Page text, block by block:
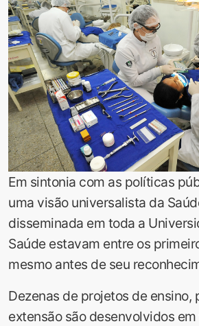
Em sintonia com as políticas
uma visão universalista da
disseminada em toda a
Saúde estavam entre os
mesmo antes de seu
Dezenas de projetos de ensino,
extensão são desenvolvidos